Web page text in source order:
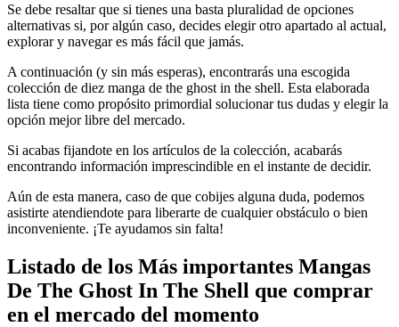
Se debe resaltar que si tienes una basta pluralidad de opciones
alternativas si, por algún caso, decides elegir otro apartado al actual,
explorar y navegar es más fácil que jamás.
A continuación (y sin más esperas), encontrarás una escogida
colección de diez manga de the ghost in the shell. Esta elaborada
lista tiene como propósito primordial solucionar tus dudas y elegir la
opción mejor libre del mercado.
Si acabas fijandote en los artículos de la colección, acabarás
encontrando información imprescindible en el instante de decidir.
Aún de esta manera, caso de que cobijes alguna duda, podemos
asistirte atendiendote para liberarte de cualquier obstáculo o bien
inconveniente. ¡Te ayudamos sin falta!
Listado de los Más importantes Mangas
De The Ghost In The Shell que comprar
en el mercado del momento